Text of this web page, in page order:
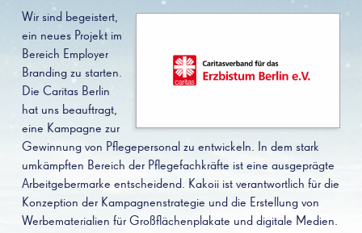
Wir sind begeistert,
ein neues Projekt im
Bereich Employer
Branding zu starten.
Die Caritas Berlin
hat uns beauftragt,
eine Kampagne zur
Gewinnung von Pflegepersonal zu entwickeln. In dem stark
umkämpften Bereich der Pflegefachkräfte ist eine ausgeprägte
Arbeitgebermarke entscheidend. Kakoii ist verantwortlich für die
Konzeption der Kampagnenstrategie und die Erstellung von
Werbematerialien für Großflächenplakate und digitale Medien.